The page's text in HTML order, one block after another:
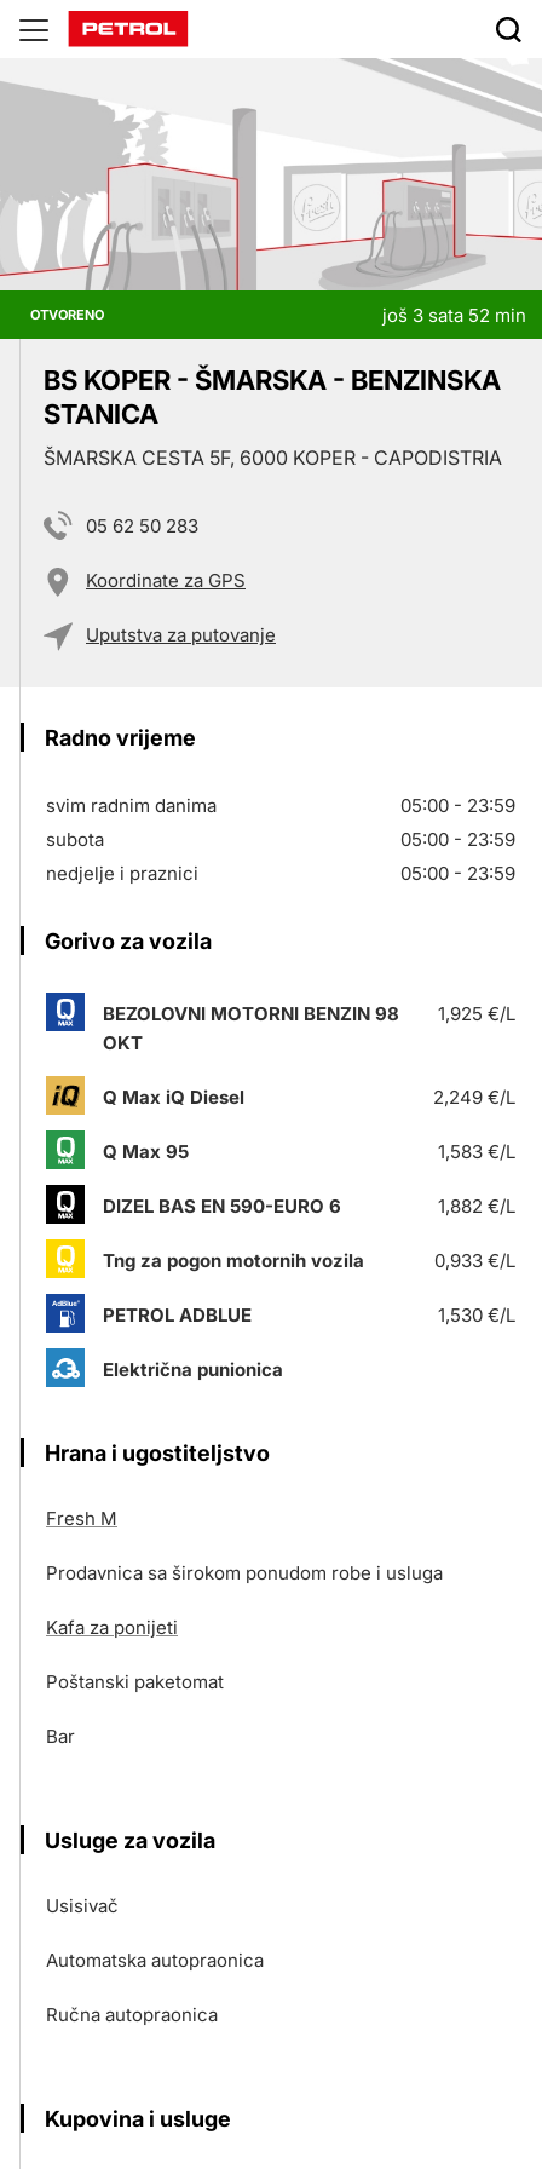
Prodajna
mjesta
OTVORENO još 3 sata 52 min
BS KOPER - ŠMARSKA - BENZINSKA
STANICA
ŠMARSKA CESTA 5F, 6000 KOPER - CAPODISTRIA
05 62 50 283
Koordinate za GPS
Uputstva za putovanje
Radno vrijeme
svim radnim danima
05:00 - 23:59
subota
05:00 - 23:59
nedjelje i praznici
05:00 - 23:59
Gorivo za vozila
BEZOLOVNI MOTORNI BENZIN 98
OKT
1,925 €/L
Q Max iQ Diesel 2,249 €/L
Q Max 95 1,583 €/L
DIZEL BAS EN 590-EURO 6 1,882 €/L
Tng za pogon motornih vozila 0,933 €/L
PETROL ADBLUE 1,530 €/L
Električna punionica
Hrana i ugostiteljstvo
Fresh M
Prodavnica sa širokom ponudom robe i usluga
Kafa za ponijeti
Poštanski paketomat
Bar
Usluge za vozila
Usisivač
Automatska autopraonica
Ručna autopraonica
Kupovina i usluge